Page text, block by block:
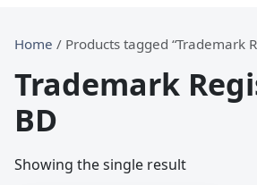
Home / Products tagged “Trademark
Trademark
BD
Showing the single result